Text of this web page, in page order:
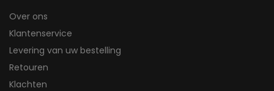
Over ons
Klantenservice
Levering van uw bestelling
Retouren
Klachten